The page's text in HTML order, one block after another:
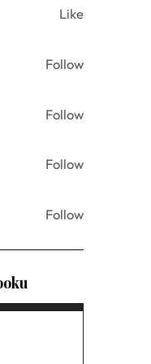
Like
Follow
Follow
Follow
Follow